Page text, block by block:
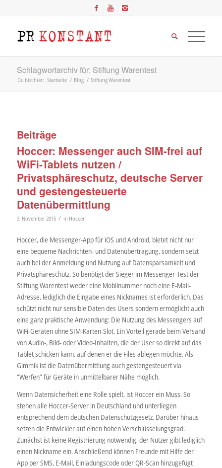
Schlagwortarchiv für: Stiftung Warentest
Du bist hier: Startseite / Blog / Stiftung Warentest
Beiträge
Hoccer: Messenger auch SIM-frei auf
WiFi-Tablets nutzen /
Privatsphäreschutz, deutsche Server
und gestengesteuerte
Datenübermittlung
3. November 2015 / in Hoccer
Hoccer, die Messenger-App für iOS und Android, bietet nicht nur
eine bequeme Nachrichten- und Datenübertragung, sondern setzt
auch bei der Anmeldung und Nutzung auf Datensparsamkeit und
Privatsphäreschutz. So benötigt der Sieger im Messenger-Test der
Stiftung Warentest weder eine Mobilnummer noch eine E-Mail-
Adresse, lediglich die Eingabe eines Nicknames ist erforderlich. Das
schützt nicht nur sensible Daten des Users sondern ermöglicht auch
eine ganz praktische Anwendung: Die Nutzung des Messengers auf
WiFi-Geräten ohne SIM-Karten-Slot. Ein Vorteil gerade beim Versand
von Audio-, Bild- oder Video-Inhalten, die der User so direkt auf das
Tablet schicken kann, auf denen er die Files ablegen möchte. Als
Gimmik ist die Datenübermittlung auch gestengesteuert via
“Werfen” für Geräte in unmittelbarer Nähe möglich.
Wenn Datensicherheit eine Rolle spielt, ist Hoccer ein Muss. So
stehen alle Hoccer-Server in Deutschland und unterliegen
entsprechend dem deutschen Datenschutzgesetz. Darüber hinaus
setzen die Entwickler auf einen hohen Verschlüsselungsgrad.
Zunächst ist keine Registrierung notwendig, der Nutzer gibt lediglich
einen Nickname ein. Anschließend können Freunde mit Hilfe der
App per SMS, E-Mail, Einladungscode oder QR-Scan hinzugefügt